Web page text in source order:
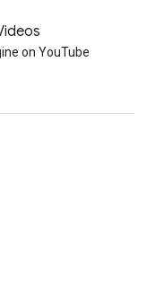
on YouTube